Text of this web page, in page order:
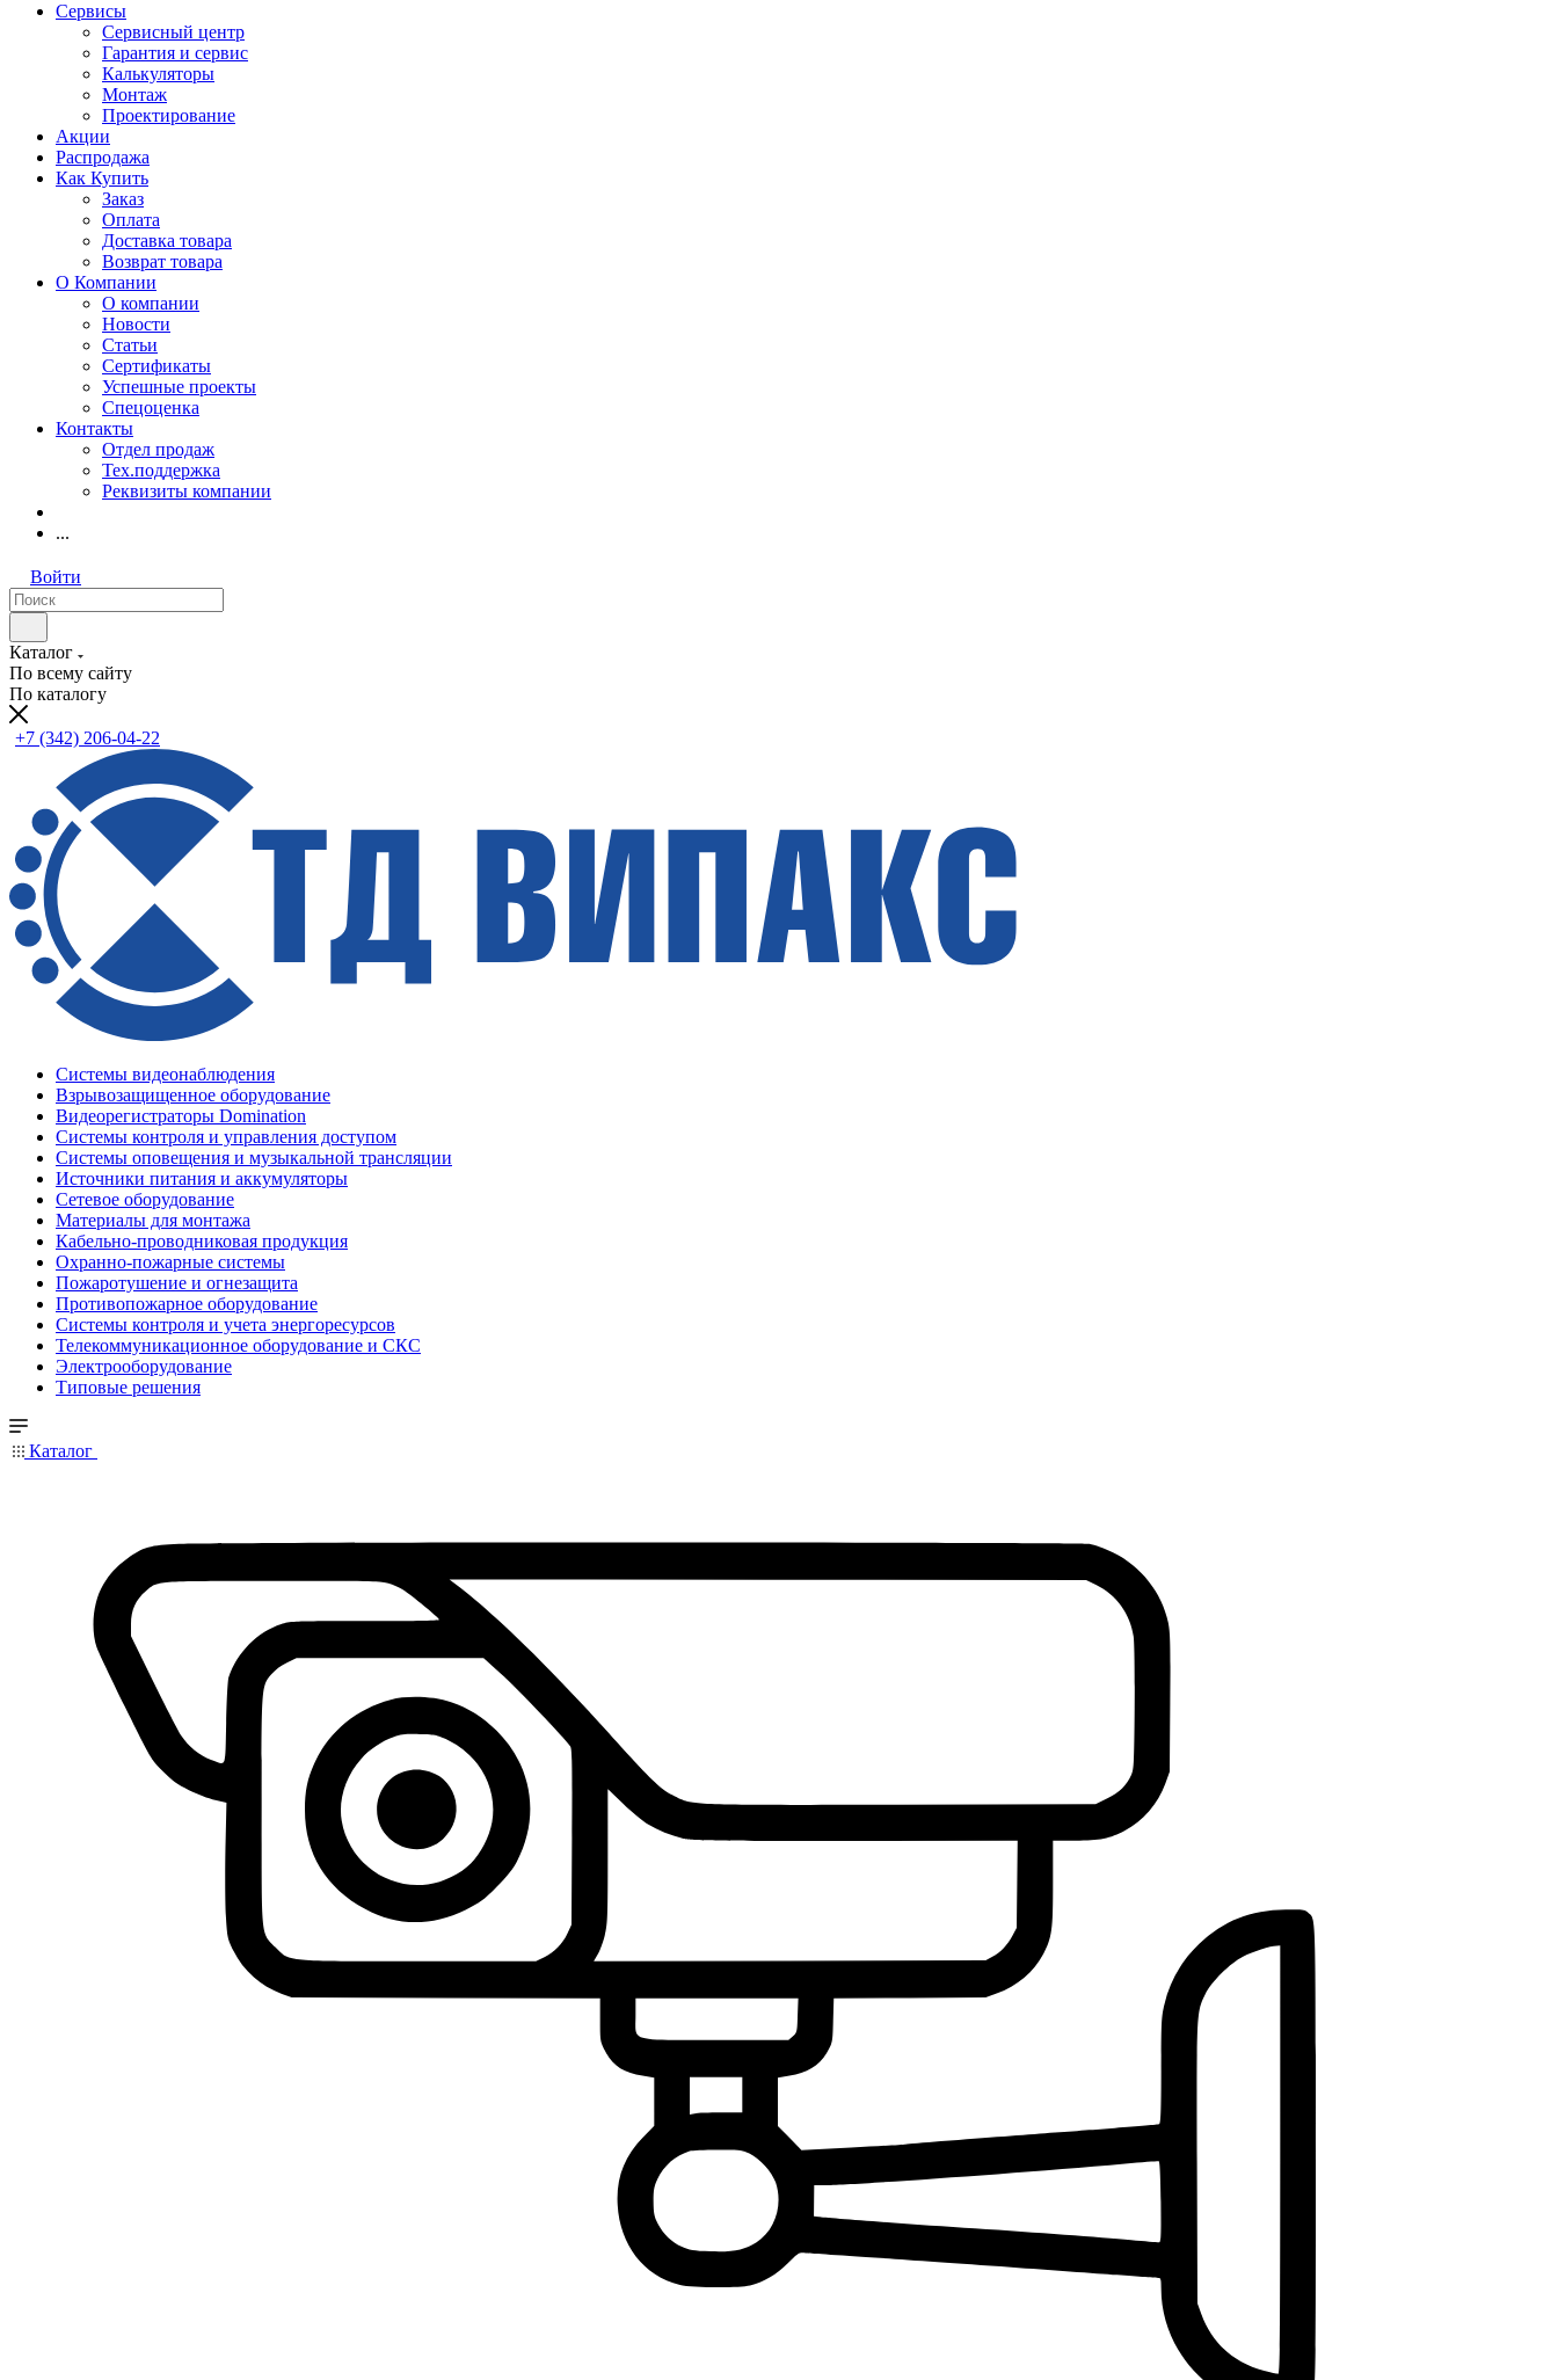
Сервисы
Сервисный центр
Гарантия и сервис
Калькуляторы
Монтаж
Проектирование
Акции
Распродажа
Как Купить
Заказ
Оплата
Доставка товара
Возврат товара
О Компании
О компании
Новости
Статьи
Сертификаты
Успешные проекты
Спецоценка
Контакты
Отдел продаж
Тех.поддержка
Реквизиты компании
...
Войти
Каталог
По всему сайту
По каталогу
+7 (342) 206-04-22
Системы видеонаблюдения
Взрывозащищенное оборудование
Видеорегистраторы Domination
Системы контроля и управления доступом
Системы оповещения и музыкальной трансляции
Источники питания и аккумуляторы
Сетевое оборудование
Материалы для монтажа
Кабельно-проводниковая продукция
Охранно-пожарные системы
Пожаротушение и огнезащита
Противопожарное оборудование
Системы контроля и учета энергоресурсов
Телекоммуникационное оборудование и СКС
Электрооборудование
Типовые решения
Каталог